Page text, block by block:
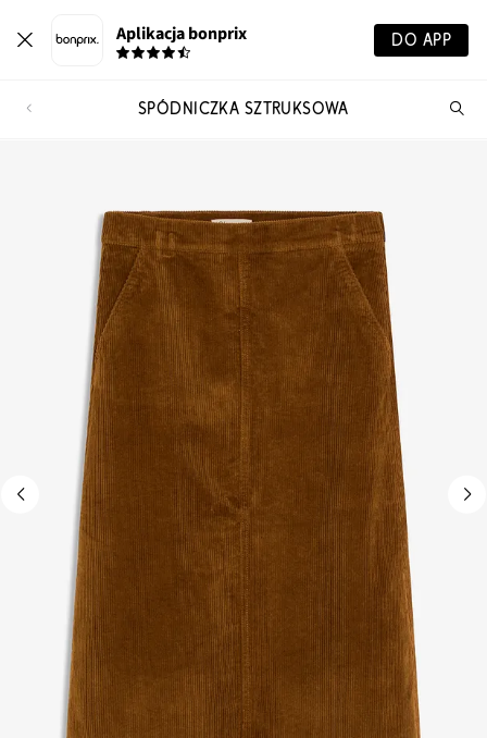
Aplikacja bonprix DO APP
SPÓDNICZKA SZTRUKSOWA